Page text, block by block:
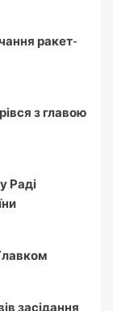
ракет-
з главою
Раді
засідання